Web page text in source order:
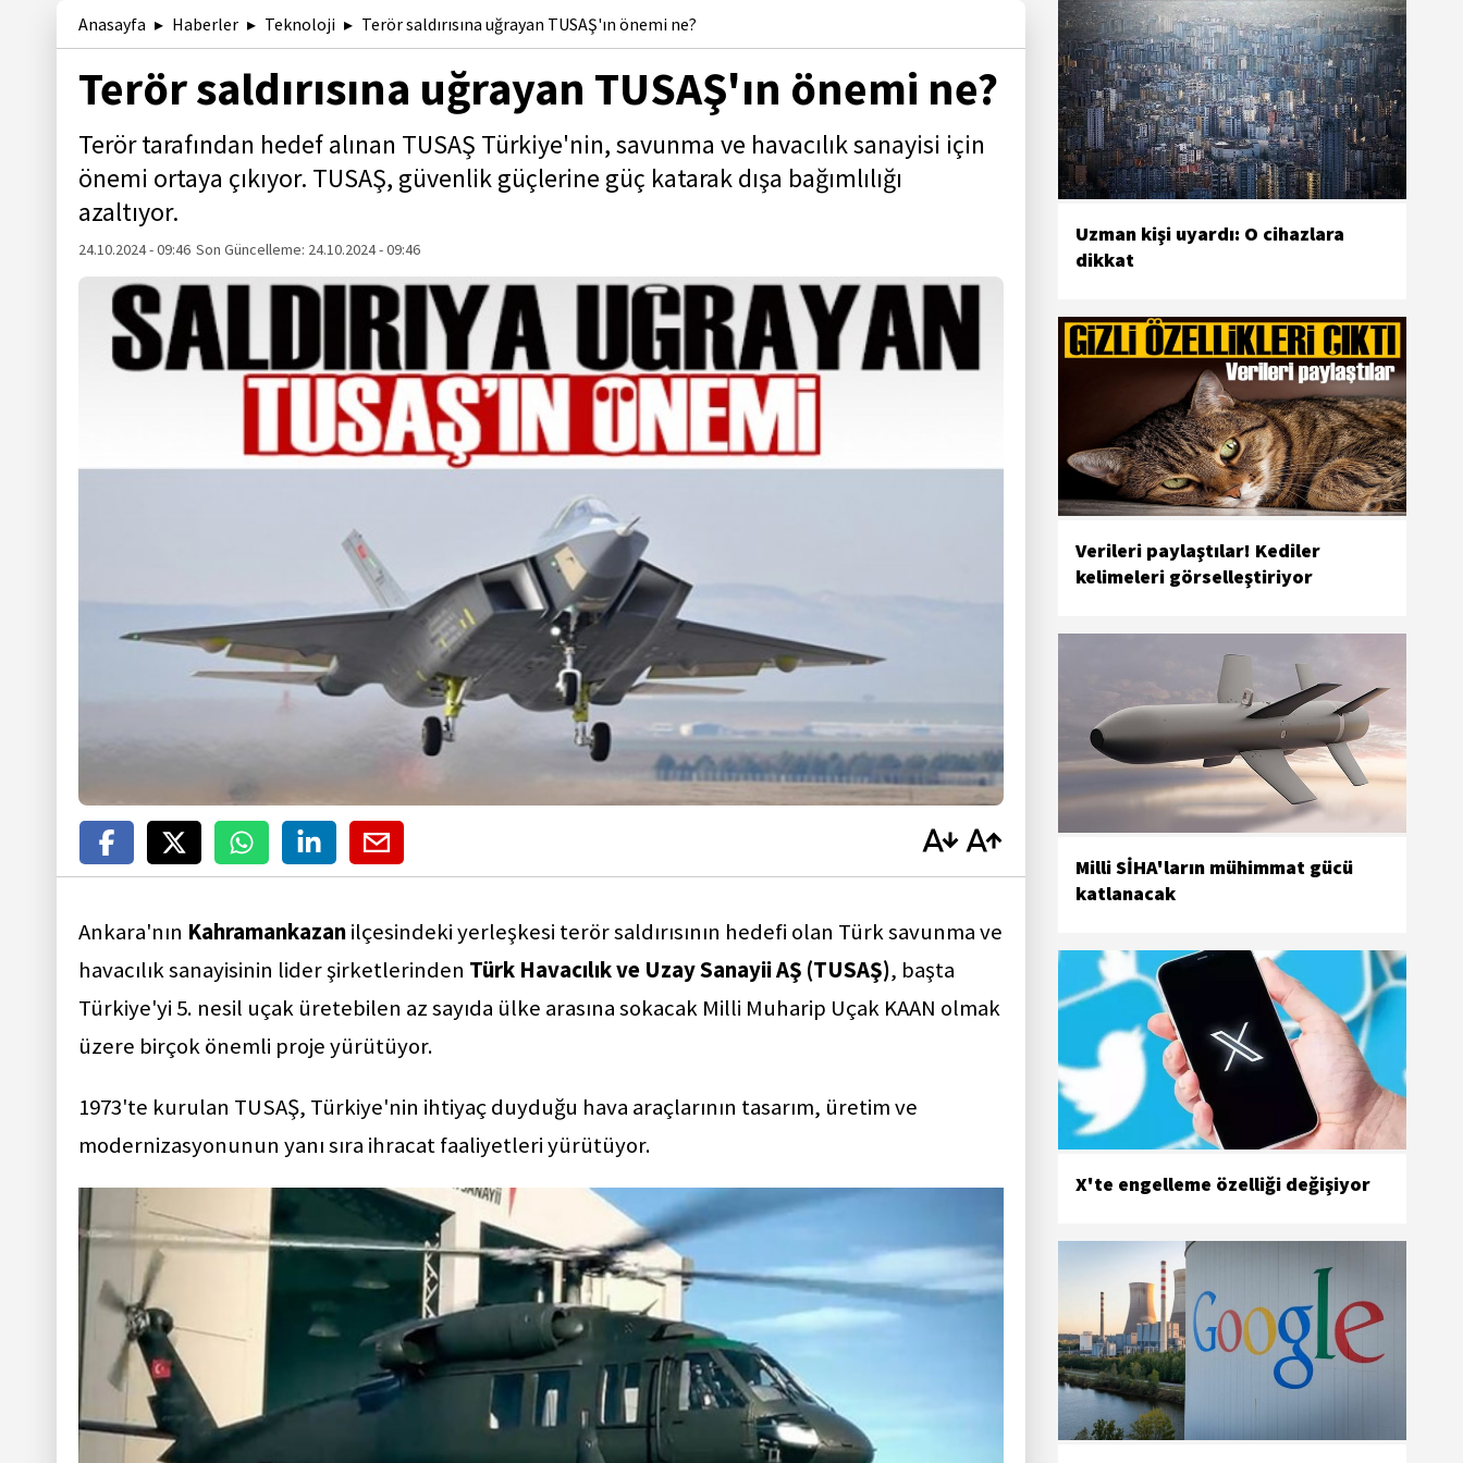
Anasayfa Haberler Teknoloji Terör saldırısına uğrayan TUSAŞ'ın önemi ne?
Terör saldırısına uğrayan TUSAŞ'ın önemi ne?
Terör tarafından hedef alınan TUSAŞ Türkiye'nin, savunma ve havacılık sanayisi için
önemi ortaya çıkıyor. TUSAŞ, güvenlik güçlerine güç katarak dışa bağımlılığı
azaltıyor.
24.10.2024 - 09:46 Son Güncelleme: 24.10.2024 - 09:46
Ankara'nın Kahramankazanilçesindeki yerleşkesi terör saldırısının hedefi olan Türk savunma ve
havacılık sanayisinin lider şirketlerinden Türk Havacılık ve Uzay Sanayii AŞ (TUSAŞ), başta
Türkiye'yi 5. nesil uçak üretebilen az sayıda ülke arasına sokacak Milli Muharip Uçak KAAN olmak
üzere birçok önemli proje yürütüyor.
1973'te kurulan TUSAŞ, Türkiye'nin ihtiyaç duyduğu hava araçlarının tasarım, üretim ve
modernizasyonunun yanı sıra ihracat faaliyetleri yürütüyor.
Uzman kişi uyardı: O cihazlara
dikkat
Verileri paylaştılar! Kediler
kelimeleri görselleştiriyor
Milli SİHA'ların mühimmat gücü
katlanacak
X'te engelleme özelliği değişiyor